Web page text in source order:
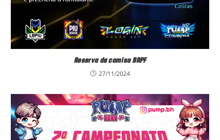
Reserva de camisa BRPF
27/11/2024